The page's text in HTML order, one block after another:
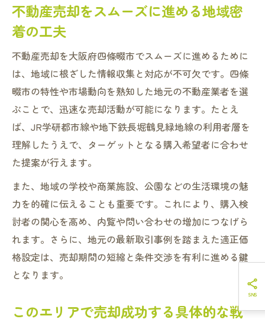
不動産売却をスムーズに進める地域密
着の工夫
不動産売却を大阪府四條畷市でスムーズに進めるために
は、地域に根ざした情報収集と対応が不可欠です。四條
畷市の特性や市場動向を熟知した地元の不動産業者を選
ぶことで、迅速な売却活動が可能になります。たとえ
ば、JR学研都市線や地下鉄長堀鶴見緑地線の利用者層を
理解したうえで、ターゲットとなる購入希望者に合わせ
た提案が行えます。
また、地域の学校や商業施設、公園などの生活環境の魅
力を的確に伝えることも重要です。これにより、購入検
討者の関心を高め、内覧や問い合わせの増加につなげら
れます。さらに、地元の最新取引事例を踏まえた適正価
格設定は、売却期間の短縮と条件交渉を有利に進める鍵
となります。
このエリアで売却成功する具体的な戦